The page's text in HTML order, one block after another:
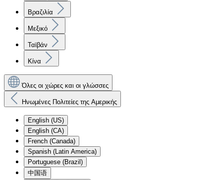
Βραζιλία
Μεξικό
Ταϊβάν
Κίνα
Όλες οι χώρες και οι γλώσσες
Ηνωμένες Πολιτείες της Αμερικής
English (US)
English (CA)
French (Canada)
Spanish (Latin America)
Portuguese (Brazil)
中国语